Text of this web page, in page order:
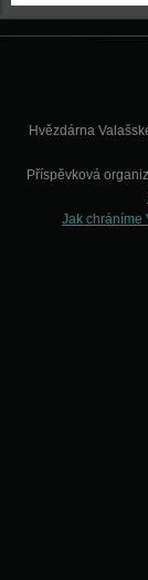
Hvězdárna
Příspěvková
Jak chráníme